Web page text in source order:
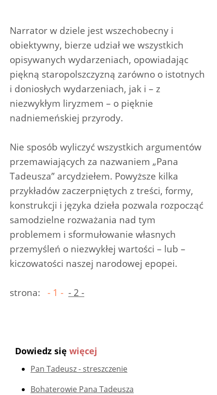
Narrator w dziele jest wszechobecny i
obiektywny, bierze udział we wszystkich
opisywanych wydarzeniach, opowiadając
piękną staropolszczyzną zarówno o istotnych
i doniosłych wydarzeniach, jak i – z
niezwykłym liryzmem – o pięknie
nadniemeńskiej przyrody.
Nie sposób wyliczyć wszystkich argumentów
przemawiających za nazwaniem „Pana
Tadeusza” arcydziełem. Powyższe kilka
przykładów zaczerpniętych z treści, formy,
konstrukcji i języka dzieła pozwala rozpocząć
samodzielne rozważania nad tym
problemem i sformułowanie własnych
przemyśleń o niezwykłej wartości – lub –
kiczowatości naszej narodowej epopei.
strona: - 1 - - 2 -
Dowiedz się więcej
Pan Tadeusz - streszczenie
Bohaterowie Pana Tadeusza